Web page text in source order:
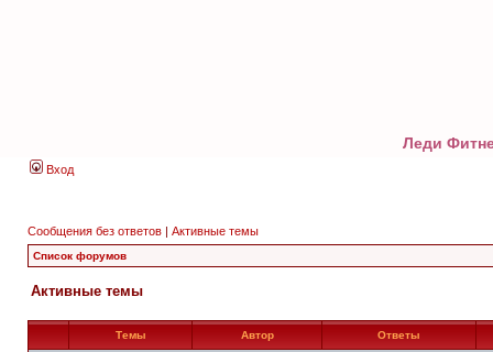
Леди
Вход
Сообщения без ответов | Активные темы
Список форумов
Активные темы
Темы Автор Ответы